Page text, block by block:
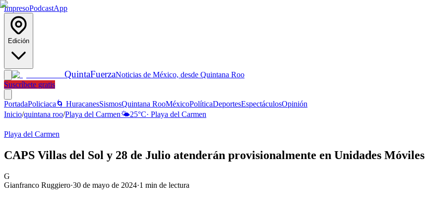
ImpresoPodcastApp
Edición
QuintaFuerzaNoticias de México, desde Quintana Roo
Suscríbete gratis
PortadaPoliciaca 🌀 HuracanesSismosQuintana RooMéxicoPolíticaDeportesEspectáculosOpinión
Inicio/quintana roo/Playa del Carmen🌤️25°C· Playa del Carmen
Playa del Carmen
CAPS Villas del Sol y 28 de Julio atenderán provisionalmente en Unidades Móviles
G
Gianfranco Ruggiero·30 de mayo de 2024·1 min de lectura